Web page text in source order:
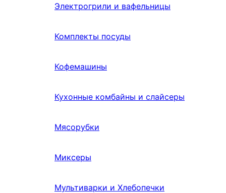
Электрогрили и вафельницы
Комплекты посуды
Кофемашины
Кухонные комбайны и слайсеры
Мясорубки
Миксеры
Мультиварки и Хлебопечки